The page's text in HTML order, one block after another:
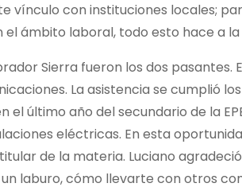
vínculo con instituciones locales;
ámbito laboral, todo esto hace a
Sierra fueron los dos
La asistencia se cumplió
el último año del secundario de la
eléctricas. En esta
de la materia. Luciano
laburo, cómo llevarte con otros